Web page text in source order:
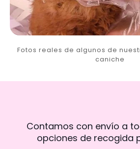
Fotos reales de algunos de
caniche
Contamos con envío a
opciones de recogida